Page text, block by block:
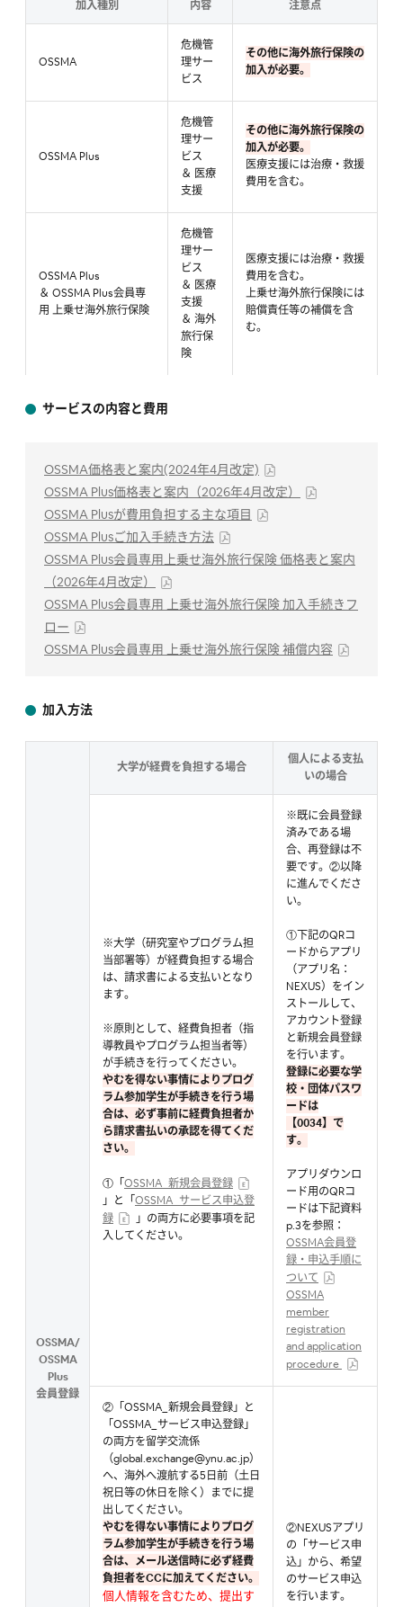
加入種別 内容 注意点
OSSMA
危機管
理サー
ビス
その他に海外旅行保険の
加入が必要。
OSSMA Plus
危機管
理サー
ビス
＆ 医療
支援
その他に海外旅行保険の
加入が必要。
医療支援には治療・救援
費用を含む。
OSSMA Plus
＆ OSSMA Plus会員専
用 上乗せ海外旅行保険
危機管
理サー
ビス
＆ 医療
支援
＆ 海外
旅行保
険
医療支援には治療・救援
費用を含む。
上乗せ海外旅行保険には
賠償責任等の補償を含
む。
サービスの内容と費用
OSSMA価格表と案内(2024年4月改定)
OSSMA Plus価格表と案内（2026年4月改定）
OSSMA Plusが費用負担する主な項目
OSSMA Plusご加入手続き方法
OSSMA Plus会員専用上乗せ海外旅行保険 価格表と案内
（2026年4月改定）
OSSMA Plus会員専用 上乗せ海外旅行保険 加入手続きフ
ロー
OSSMA Plus会員専用 上乗せ海外旅行保険 補償内容
加入方法
OSSMA/
OSSMA
Plus
会員登録
大学が経費を負担する場合
個人による支払
いの場合
※大学（研究室やプログラム担
当部署等）が経費負担する場合
は、請求書による支払いとなり
ます。
※原則として、経費負担者（指
導教員やプログラム担当者等）
が手続きを行ってください。
やむを得ない事情によりプログ
ラム参加学生が手続きを行う場
合は、必ず事前に経費負担者か
ら請求書払いの承認を得てくだ
さい。
①「OSSMA_新規会員登録
」と「OSSMA_サービス申込登
録
」の両方に必要事項を記
入してください。
※既に会員登録
済みである場
合、再登録は不
要です。②以降
に進んでくださ
い。
①下記のQRコ
ードからアプリ
（アプリ名：
NEXUS）をイン
ストールして、
アカウント登録
と新規会員登録
を行います。
登録に必要な学
校・団体パスワ
ードは
【0034】で
す。
アプリダウンロ
ード用のQRコ
ードは下記資料
p.3を参照：
OSSMA会員登
録・申込手順に
ついて
OSSMA
member
registration
and application
procedure
②「OSSMA_新規会員登録」と
「OSSMA_サービス申込登録」
の両方を留学交流係
（global.exchange@ynu.ac.jp）
へ、海外へ渡航する5日前（土日
祝日等の休日を除く）までに提
出してください。
やむを得ない事情によりプログ
ラム参加学生が手続きを行う場
合は、メール送信時に必ず経費
負担者をCCに加えてください。
個人情報を含むため、提出す
②NEXUSアプリ
の「サービス申
込」から、希望
のサービス申込
を行います。